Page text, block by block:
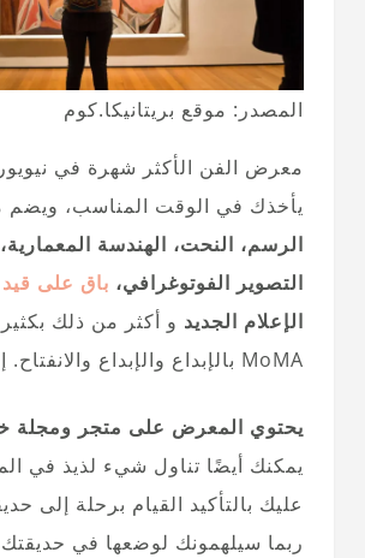
المصدر: موقع بريتانيكا.كوم
يأخذك في الوقت المناسب،
الرسم، النحت، الهندسة
التصوير الفوتوغرافي، باق على قيد
الإعلام الجديد و أكثر من ذلك
MoMA بالإبداع والإبداع والانفتاح. إنها متسامحة.
يحتوي المعرض على متجر ومجلة
يمكنك أيضًا تناول شيء لذيذ في
عليك بالتأكيد القيام برحلة إلى
ربما سيلهمونك لوضعها في حديقتك